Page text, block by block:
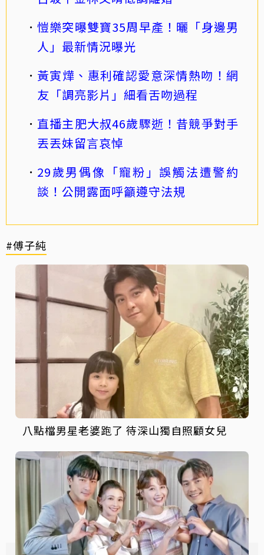
愷樂突曝雙寶35周早產！曬「身邊男
人」最新情況曝光
黃寅燁、惠利確認愛意深情熱吻！網
友「調亮影片」細看舌吻過程
直播主肥大叔46歲驟逝！昔競爭對手
丟丟妹留言哀悼
29歲男偶像「寵粉」誤觸法遭警約
談！公開露面呼籲遵守法規
#傅子純
八點檔男星老婆跑了 待深山獨自照顧女兒